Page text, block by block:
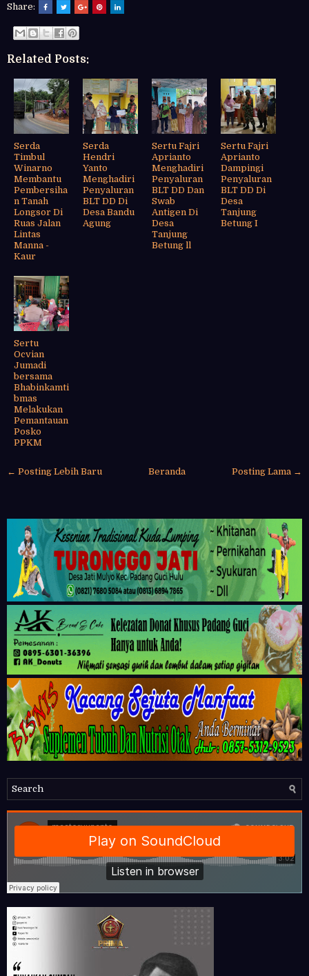
Share:
Related Posts:
Serda
Timbul
Winarno
Membantu
Pembersiha
n Tanah
Longsor Di
Ruas Jalan
Lintas
Manna -
Kaur
Serda
Hendri
Yanto
Menghadiri
Penyaluran
BLT DD Di
Desa Bandu
Agung
Sertu Fajri
Aprianto
Menghadiri
Penyaluran
BLT DD Dan
Swab
Antigen Di
Desa
Tanjung
Betung ll
Sertu Fajri
Aprianto
Dampingi
Penyaluran
BLT DD Di
Desa
Tanjung
Betung I
Sertu
Ocvian
Jumadi
bersama
Bhabinkamti
bmas
Melakukan
Pemantauan
Posko
PPKM
← Posting Lebih Baru Posting Lama →
Beranda